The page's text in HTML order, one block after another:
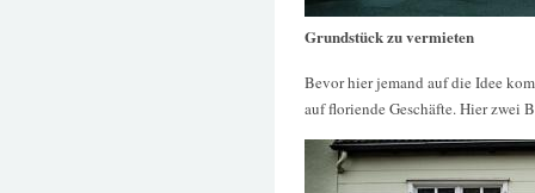
Grundstück zu vermieten
Bevor hier jemand auf die Idee
auf floriende Geschäfte. Hier zwei